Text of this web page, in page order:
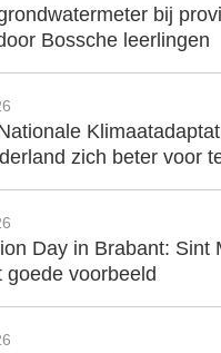
bij
Bossche leerlingen
zich beter voor
Day in Brabant: Sint
goede voorbeeld